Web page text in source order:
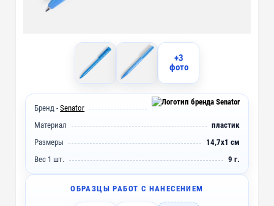
+3
фото
Бренд -Senator
Материал
пластик
Размеры
14,7х1 см
Вес 1 шт.
9 г.
ОБРАЗЦЫ РАБОТ С НАНЕСЕНИЕМ